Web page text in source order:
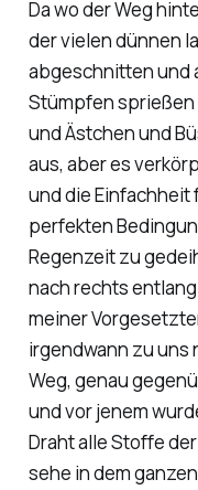
Da wo der Weg
der vielen dünnen
abgeschnitten und
Stümpfen
und Ästchen und
aus, aber es
und die
perfekten
Regenzeit zu
nach rechts
meiner
irgendwann zu uns
Weg, genau
und vor jenem
Draht alle Stoffe
sehe in dem